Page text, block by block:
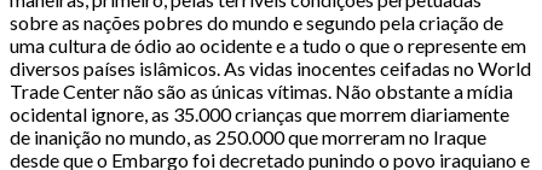
sobre as nações pobres do mundo e segundo pela criação de
uma cultura de ódio ao ocidente e a tudo o que o represente em
diversos países islâmicos. As vidas inocentes ceifadas no World
Trade Center não são as únicas vítimas. Não obstante a mídia
ocidental ignore, as 35.000 crianças que morrem diariamente
de inanição no mundo, as 250.000 que morreram no Iraque
desde que o Embargo foi decretado punindo o povo iraquiano e